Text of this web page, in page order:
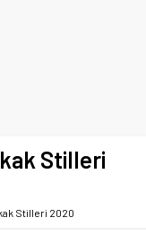
Stilleri
Stilleri 2020